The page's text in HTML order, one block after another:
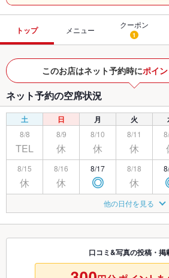
トップ メニュー
クーポン
1
このお店はネット予約時にポイ
ネット予約の空席状況
土 日 月 火
8/8
TEL
8/9
休
8/10
休
8/11
休
8/15
休
8/16
休
8/17
◎
8/18
休
◎ 休
8/24
◎
8/25
休
8/29 8/30 8/31
◎
9/1
休
9/7
他の日付を見る
口コミ&写真の投稿・掲